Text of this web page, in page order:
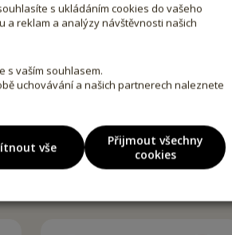
s ukládáním cookies do vašeho
reklam a analýzy návštěvnosti našich
s vaším souhlasem.
uchovávání a našich partnerech naleznete
vše
Přijmout všechny
cookies